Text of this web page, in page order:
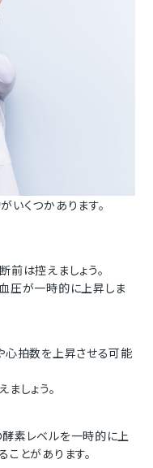
くつかあります。
は控えましょう。
圧が一時的に上昇しま
心拍数を上昇させる可能
しょう。
素レベルを一時的に上
とがあります。